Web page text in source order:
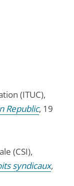
(ITUC),
Republic, 19
(CSI),
syndicaux,